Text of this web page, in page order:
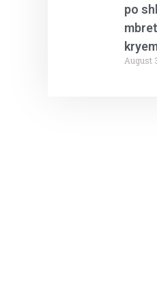
po
August